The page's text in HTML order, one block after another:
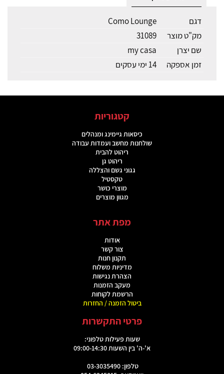
דגם
Como Lounge
מק"ט מוצר
31089
שם יצרן
my casa
זמן אספקה
14 ימי עסקים
קטגוריות
כיסאות גיימינג ומנהלים
שולחנות מחשב ועמדות עבודה
ריהוט להבית
ריהוט גן
גגוני גשם והצללה
טקסטיל
מוצרי כושר
מגוון מוצרים
מפת אתר
אודות
צור קשר
תקנון חנות
מדיניות משלוח
הצהרת נגישות
מעקב הזמנות
הרשמת לקוחות
ביטול הזמנה / החזרות
פרטי התקשרות
שעות פעילות טלפוני:
א'-ה' בין השעות 09:00-14:30
טלפון: 03-3035490